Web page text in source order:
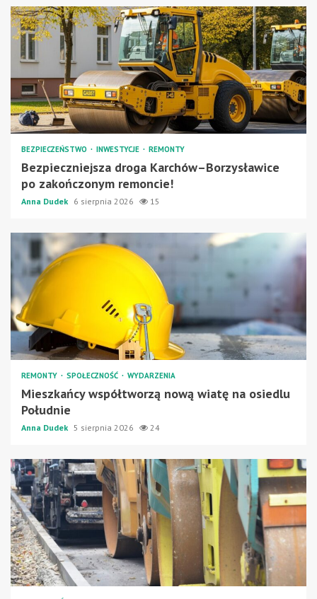
BEZPIECZEŃSTWO INWESTYCJE REMONTY
Bezpieczniejsza droga Karchów–Borzysławice
po zakończonym remoncie!
Anna Dudek 6 sierpnia 2026 15
REMONTY SPOŁECZNOŚĆ WYDARZENIA
Mieszkańcy współtworzą nową wiatę na osiedlu
Południe
Anna Dudek 5 sierpnia 2026 24